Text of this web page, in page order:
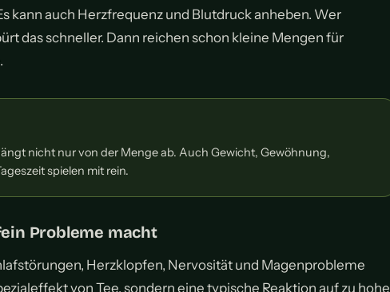
kann auch Herzfrequenz und Blutdruck anheben. Wer
das schneller. Dann reichen schon kleine Mengen für
nicht nur von der Menge ab. Auch Gewicht, Gewöhnung,
spielen mit rein.
Probleme macht
Herzklopfen, Nervosität und Magenprobleme
von Tee, sondern eine typische Reaktion auf zu hohe